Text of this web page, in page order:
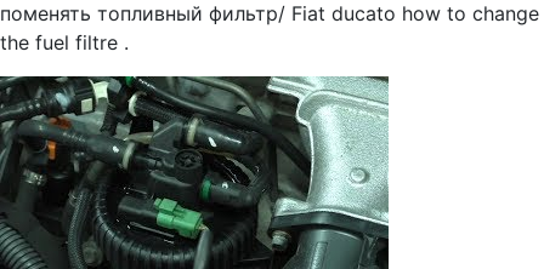
поменять топливный фильтр/ Fiat ducato how to change
the fuel filtre .